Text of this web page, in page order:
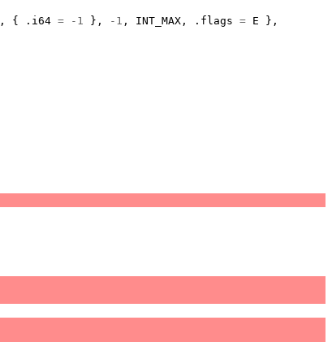
, { . i64 = -1 }, -1 , INT_MAX , . flags = E
},